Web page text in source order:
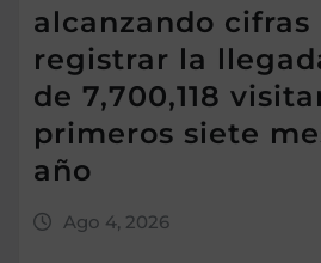
alcanzando cifras
registrar la
de 7,700,118
primeros siete
año
Ago 4, 2026